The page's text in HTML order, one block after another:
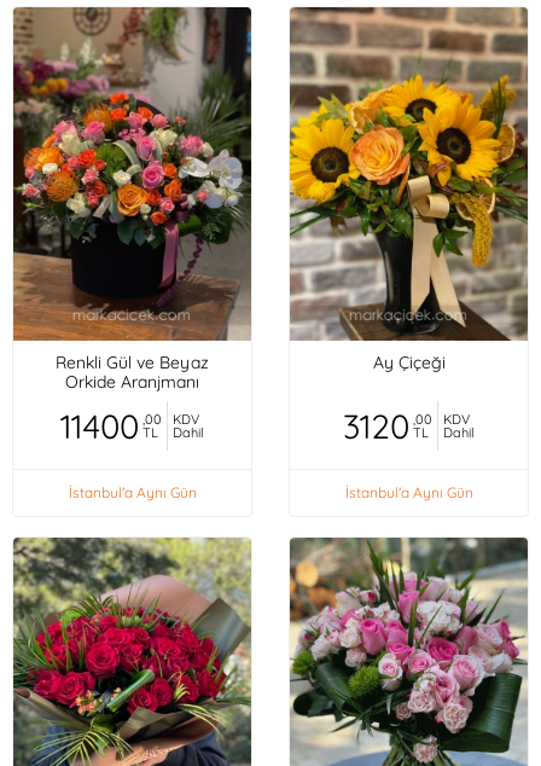
Renkli Gül ve Beyaz
Orkide Aranjmanı
11400 ,00
TL
KDV
Dahil
İstanbul'a Aynı Gün
Ay Çiçeği
3120 ,00
TL
KDV
Dahil
İstanbul'a Aynı Gün